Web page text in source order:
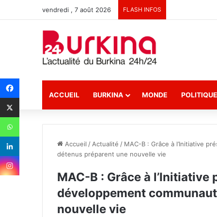
vendredi , 7 août 2026 FLASH INFOS
ACCUEIL BURKINA MONDE POLITIQUE
Accueil / Actualité / MAC-B : Grâce à l’Initiative
détenus préparent une nouvelle vie
MAC-B : Grâce à
développement
nouvelle vie